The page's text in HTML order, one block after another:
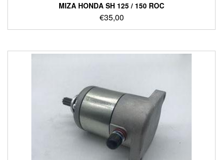
ΜΙΖΑ HONDA SH 125 / 150 ROC
€35,00